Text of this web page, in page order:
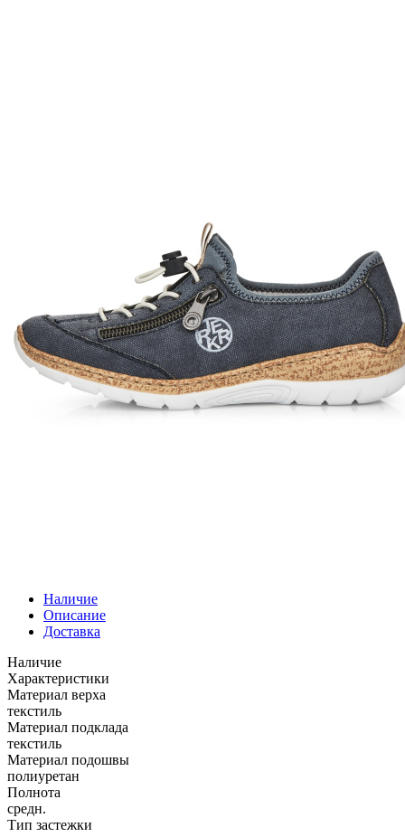
Наличие
Описание
Доставка
Наличие
Характеристики
Материал верха
текстиль
Материал подклада
текстиль
Материал подошвы
полиуретан
Полнота
средн.
Тип застежки